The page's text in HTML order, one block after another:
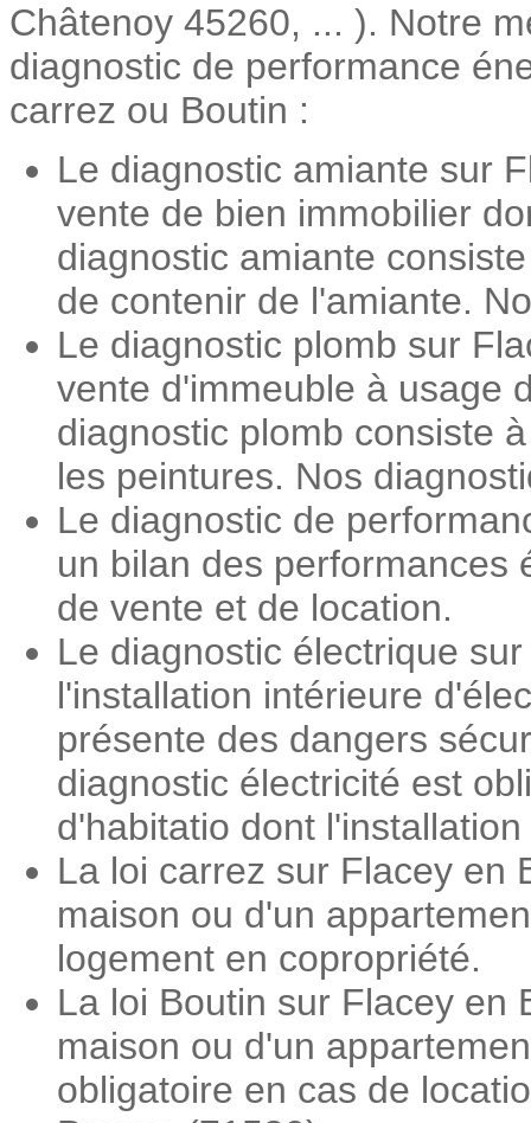
Châtenoy 45260, ... ). Notre
diagnostic de performance
carrez ou Boutin :
Le diagnostic amiante sur
vente de bien immobilier
diagnostic amiante
de contenir de l'amiante.
Le diagnostic plomb sur
vente d'immeuble à usage
diagnostic plomb consiste
les peintures. Nos
Le diagnostic de
un bilan des performances
de vente et de location.
Le diagnostic électrique
l'installation intérieure
présente des dangers
diagnostic électricité est
d'habitatio dont
La loi carrez sur Flacey en
maison ou d'un
logement en copropriété.
La loi Boutin sur Flacey en
maison ou d'un
obligatoire en cas de